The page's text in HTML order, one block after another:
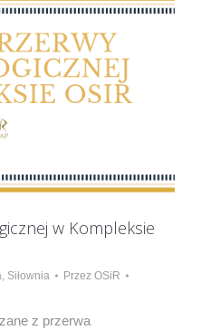
w Kompleksie
, Siłownia Przez OSiR
z przerwa